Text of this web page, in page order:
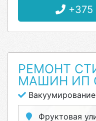
+375
РЕМОНТ
МАШИН ИП
Фруктовая